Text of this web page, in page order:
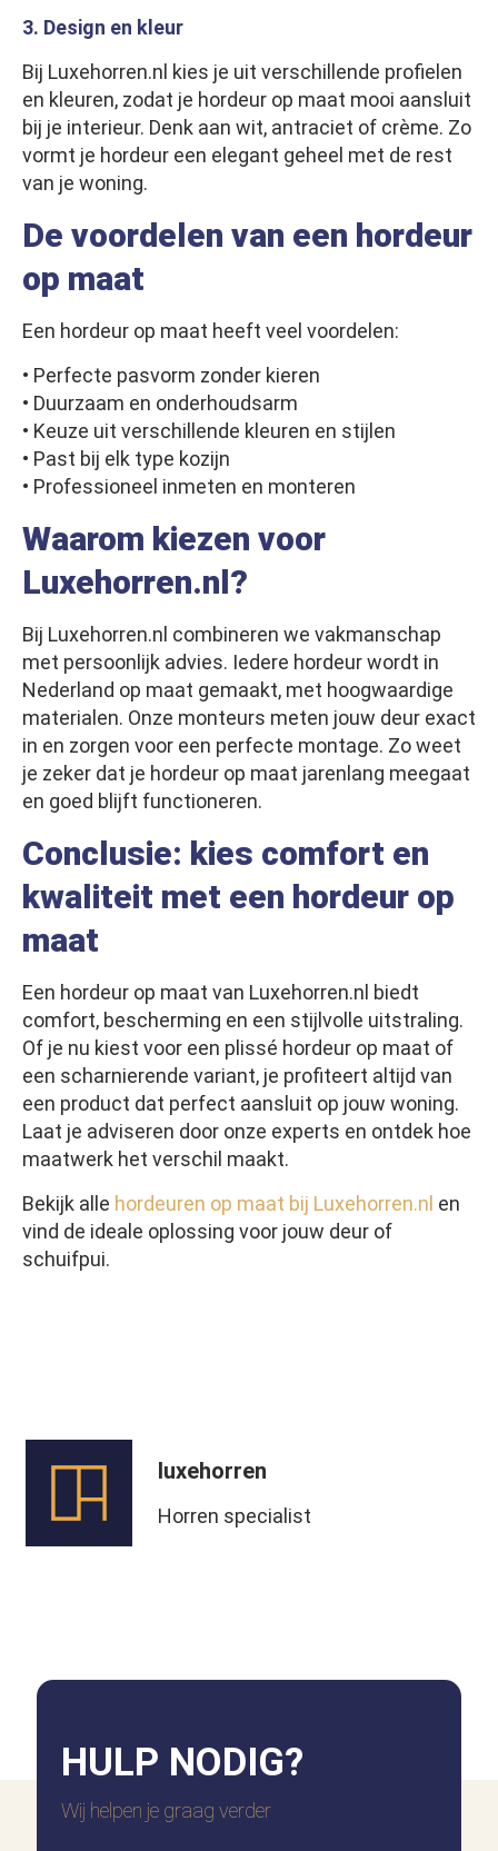
3. Design en kleur
Bij Luxehorren.nl kies je uit verschillende profielen
en kleuren, zodat je hordeur op maat mooi aansluit
bij je interieur. Denk aan wit, antraciet of crème. Zo
vormt je hordeur een elegant geheel met de rest
van je woning.
De voordelen van een hordeur
op maat
Een hordeur op maat heeft veel voordelen:
• Perfecte pasvorm zonder kieren
• Duurzaam en onderhoudsarm
• Keuze uit verschillende kleuren en stijlen
• Past bij elk type kozijn
• Professioneel inmeten en monteren
Waarom kiezen voor
Luxehorren.nl?
Bij Luxehorren.nl combineren we vakmanschap
met persoonlijk advies. Iedere hordeur wordt in
Nederland op maat gemaakt, met hoogwaardige
materialen. Onze monteurs meten jouw deur exact
in en zorgen voor een perfecte montage. Zo weet
je zeker dat je hordeur op maat jarenlang meegaat
en goed blijft functioneren.
Conclusie: kies comfort en
kwaliteit met een hordeur op
maat
Een hordeur op maat van Luxehorren.nl biedt
comfort, bescherming en een stijlvolle uitstraling.
Of je nu kiest voor een plissé hordeur op maat of
een scharnierende variant, je profiteert altijd van
een product dat perfect aansluit op jouw woning.
Laat je adviseren door onze experts en ontdek hoe
maatwerk het verschil maakt.
Bekijk alle hordeuren op maat bij Luxehorren.nl en
vind de ideale oplossing voor jouw deur of
schuifpui.
luxehorren
Horren specialist
HULP NODIG?
Wij helpen je graag verder